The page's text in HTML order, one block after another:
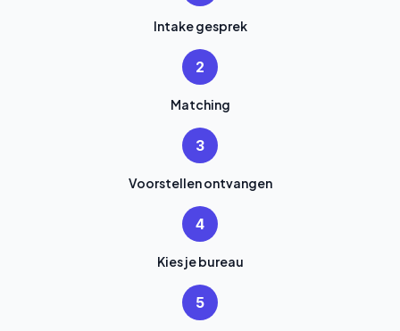
Intake gesprek
2
Matching
3
Voorstellen ontvangen
4
Kies je bureau
5